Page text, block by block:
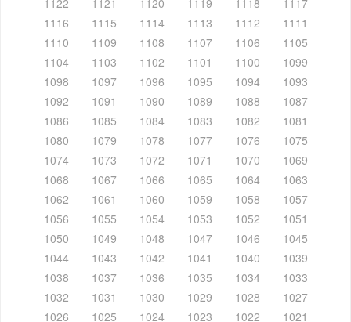
1116
1115 1114 1113 1112
1111
1110
1109 1108 1107 1106
1105
1104
1103 1102 1101 1100
1099
1098
1097 1096 1095 1094
1093
1092
1091 1090 1089 1088
1087
1086
1085 1084 1083 1082
1081
1080
1079 1078 1077 1076
1075
1074
1073 1072 1071 1070
1069
1068
1067 1066 1065 1064
1063
1062
1061 1060 1059 1058
1057
1056
1055 1054 1053 1052
1051
1050
1049 1048 1047 1046
1045
1044
1043 1042 1041 1040
1039
1038
1037 1036 1035 1034
1033
1032
1031 1030 1029 1028
1027
1026
1025 1024 1023 1022 1021